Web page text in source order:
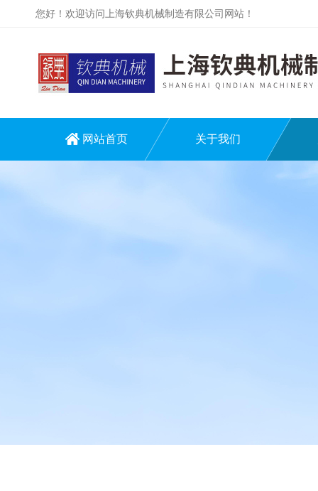
您好！欢迎访问上海钦典机械制造有限公司网站！
网站首页 关于我们